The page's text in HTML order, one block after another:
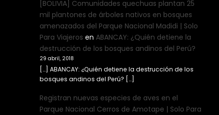
[BOLIVIA] Comunidades quechuas plantan 25
mil plantones de árboles nativos en bosques
amenazados del Parque Nacional Madidi | Solo
Para Viajeros en ABANCAY: ¿Quién detiene la
destrucción de los bosques andinos del Perú?
29 abril, 2018
[…] ABANCAY: ¿Quién detiene la destrucción de los
bosques andinos del Perú? […]
Registran nuevas especies de aves en el
Parque Nacional Cerros de Amotape | Solo Para